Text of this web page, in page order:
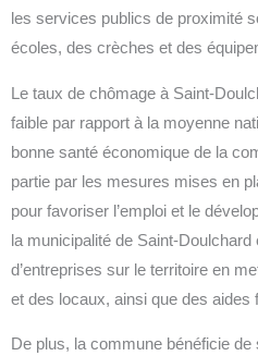
les services publics de proximité
écoles, des crèches et des
Le taux de chômage à Saint-
faible par rapport à la moyenne
bonne santé économique de la
partie par les mesures mises en
pour favoriser l’emploi et le
la municipalité de Saint-Doulchard
d’entreprises sur le territoire en
et des locaux, ainsi que des aides
De plus, la commune bénéficie